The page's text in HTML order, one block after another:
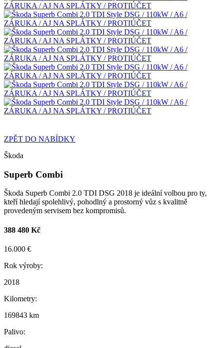
ZPĚT DO NABÍDKY
Škoda
Superb Combi
Škoda Superb Combi 2.0 TDI DSG 2018 je ideální volbou pro ty,
kteří hledají spolehlivý, pohodlný a prostorný vůz s kvalitně
provedeným servisem bez kompromisů.
388 480 Kč
16.000 €
Rok výroby:
2018
Kilometry:
169843 km
Palivo: